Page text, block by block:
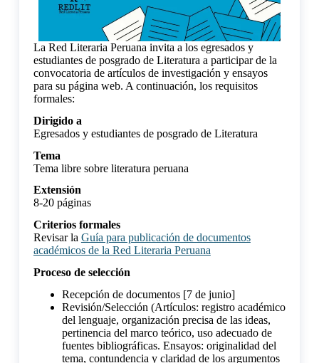
La Red Literaria Peruana invita a los egresados y
estudiantes de posgrado de Literatura a participar de la
convocatoria de artículos de investigación y ensayos
para su página web. A continuación, los requisitos
formales:
Dirigido a
Egresados y estudiantes de posgrado de Literatura
Tema
Tema libre sobre literatura peruana
Extensión
8-20 páginas
Criterios formales
Revisar la Guía para publicación de documentos
académicos de la Red Literaria Peruana
Proceso de selección
Recepción de documentos [7 de junio]
Revisión/Selección (Artículos: registro académico
del lenguaje, organización precisa de las ideas,
pertinencia del marco teórico, uso adecuado de
fuentes bibliográficas. Ensayos: originalidad del
tema, contundencia y claridad de los argumentos